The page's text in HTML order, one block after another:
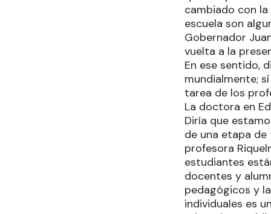
cambiado con
escuela son
Gobernador
vuelta a la
En ese sentido,
mundialmente;
tarea de los
La doctora en
Diría que
de una etapa de
profesora
estudiantes
docentes y
pedagógicos y
individuales es